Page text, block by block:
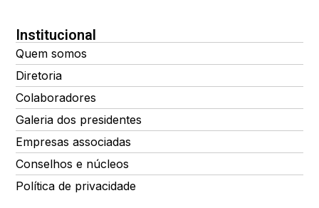
Institucional
Quem somos
Diretoria
Colaboradores
Galeria dos presidentes
Empresas associadas
Conselhos e núcleos
Política de privacidade